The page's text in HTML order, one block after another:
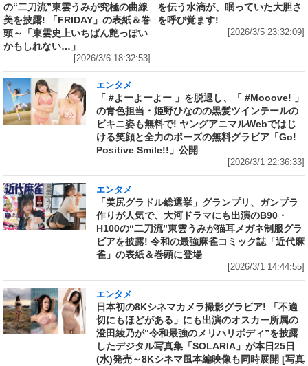
の“二刀流”東雲うみが究極の曲線
美を披露! 「FRIDAY」の表紙＆巻
頭～「東雲史上いちばん艶っぽい
かもしれない…」
[2026/3/6 18:32:53]
を伝う水滴が、眠っていた大胆さ
を呼び覚ます!
[2026/3/5 23:32:09]
エンタメ
「 #よーよーよー 」を脱退し、「 #Mooove! 」
の青色担当・姫野ひなのの黒髪ツインテールの
ビキニ姿も無料で! ヤングアニマルWebではじ
ける笑顔と全力のポーズの無料グラビア「Go!
Positive Smile!!」公開
[2026/3/1 22:36:33]
エンタメ
「美尻グラドル総選挙」グランプリ、ガンプラ
作りが人気で、大河ドラマにも出演のB90・
H100の“二刀流”東雲うみが猫耳メガネ制服グラ
ビアを披露! 令和の最強麻雀コミック誌「近代麻
雀」の表紙＆巻頭に登場
[2026/3/1 14:44:55]
エンタメ
日本初の8Kシネマカメラ撮影グラビア! 「不適
切にもほどがある」にも出演のオスカー所属の
澄田綾乃が“令和最強のメリハリボディ”を披露
したデジタル写真集「SOLARIA」が本日25日
(水)発売～8Kシネマ風本編映像も同時展開 [写真